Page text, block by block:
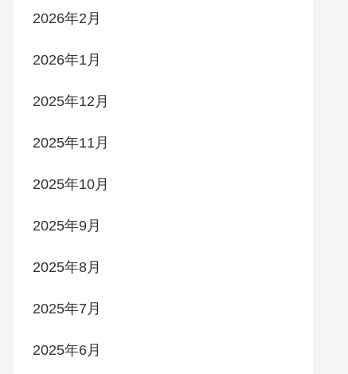
2026年2月
2026年1月
2025年12月
2025年11月
2025年10月
2025年9月
2025年8月
2025年7月
2025年6月